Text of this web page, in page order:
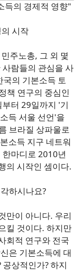
득의 경제적 영향"
시작
주노총, 그 외 몇
람들의 관심을 사
의 기본소득 토
책 연구의 중심인
터 29일까지 '기
득 서울 선언'을
브라질 상파울로
소득 지구 네트워
마디로 2010년
의 시작인 셈이다.
하시나요?
만이 아니다. 우리
킬 것이다. 하지만
회적 연구와 전국
은 기본소득에 대
상적인가? 하지